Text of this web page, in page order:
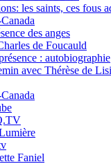
les saints, ces fous
des anges
de Foucauld
: autobiographie
avec Thérèse de
Faniel